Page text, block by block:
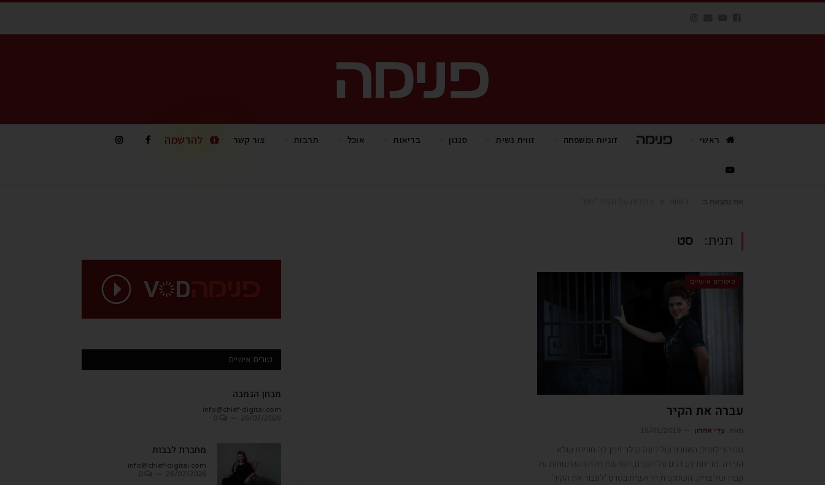
ראשי פנימה TV זוגיות ומשפחה זווית נשית סגנון בריאות אוכל תרבות צור קשר להרשמה
תגית: סט
סיפורים אישיים
עברה את הקיר
עדי אהרון
סט הצילומים האחרון של נועה קולר זימן לה חוויות שלא
הכירה: מריחת דם דגים על הפנים, הפרשת חלה והשתטחות על
קברו של צדיק. השחקנית הראשית בסרט 'לעבור את הקיר'
טורים אישיים
מבחן הגמבה
info@chief-digital.com
מחברת לבבות
info@chief-digital.com